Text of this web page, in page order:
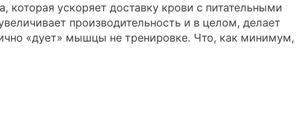
которая ускоряет доставку крови с питательными
производительность и в целом, делает
«дует» мышцы не тренировке. Что, как минимум,